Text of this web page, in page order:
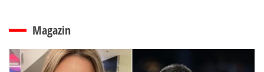
Magazin